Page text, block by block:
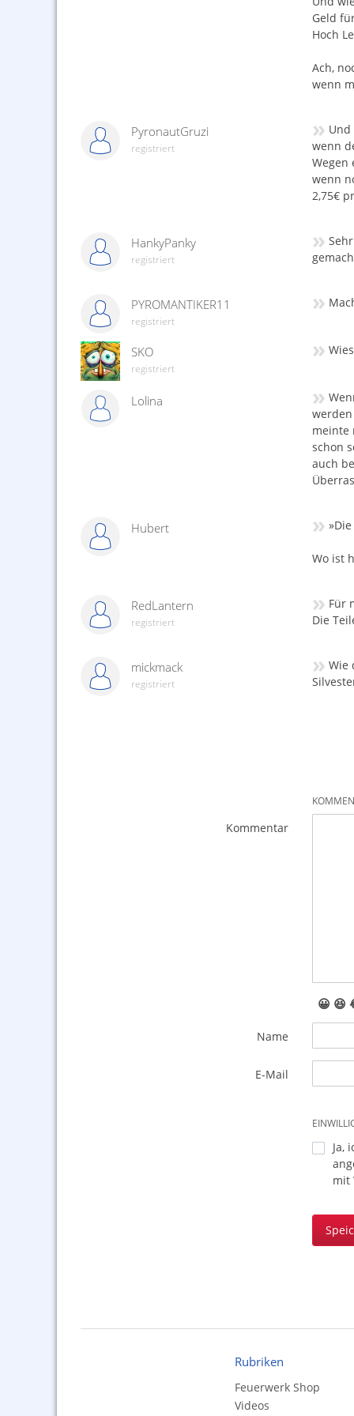
Geld
Hoch
Ach,
wenn
PyronautGruzi
registriert
» Und
wenn
Wegen
wenn
2,75€
HankyPanky
registriert
»
PYROMANTIKER11
registriert
»
SKO
registriert
»
Lolina »
meinte
schon
auch
Hubert »
Wo ist
RedLantern
registriert
» Für
Die
mickmack
registriert
» Wie
Kommentar
😀 😆
Name
E-Mail
Ja,
mit
Rubriken
Feuerwerk Shop
Videos